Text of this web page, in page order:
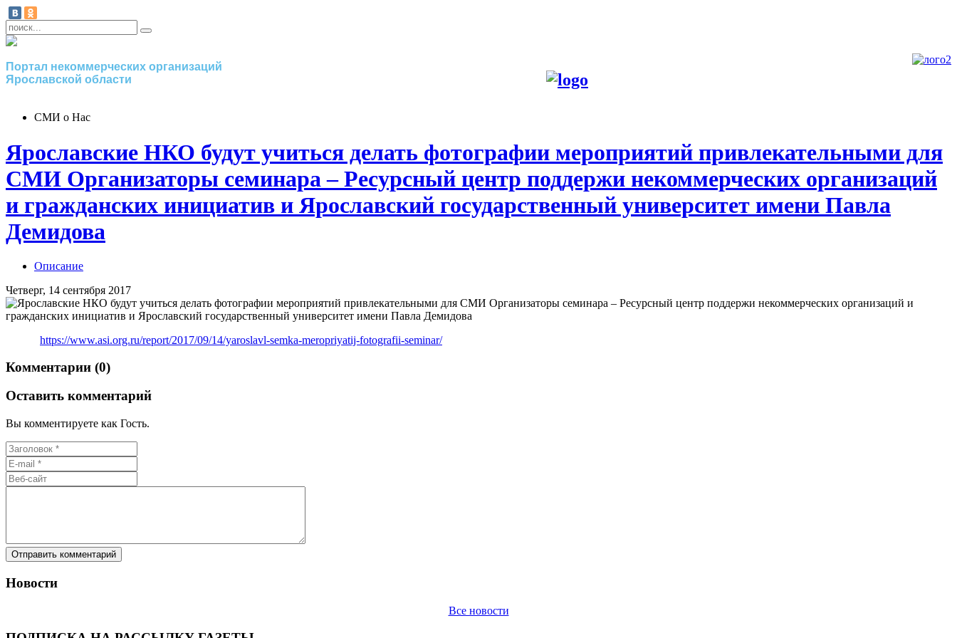
Портал некоммерческих организаций
Ярославской области
СМИ о Нас
Ярославские НКО будут учиться делать фотографии мероприятий привлекательными для
СМИ Организаторы семинара – Ресурсный центр поддержи некоммерческих организаций
и гражданских инициатив и Ярославский государственный университет имени Павла
Демидова
Описание
Четверг, 14 сентября 2017
https://www.asi.org.ru/report/2017/09/14/yaroslavl-semka-meropriyatij-fotografii-seminar/
Комментарии (0)
Оставить комментарий
Вы комментируете как Гость.
Новости
Все новости